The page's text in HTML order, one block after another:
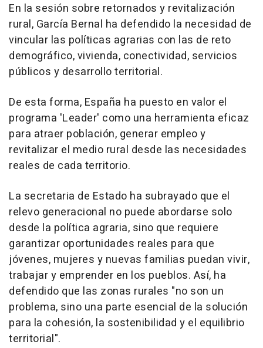
En la sesión sobre retornados y revitalización
rural, García Bernal ha defendido la necesidad de
vincular las políticas agrarias con las de reto
demográfico, vivienda, conectividad, servicios
públicos y desarrollo territorial.
De esta forma, España ha puesto en valor el
programa 'Leader' como una herramienta eficaz
para atraer población, generar empleo y
revitalizar el medio rural desde las necesidades
reales de cada territorio.
La secretaria de Estado ha subrayado que el
relevo generacional no puede abordarse solo
desde la política agraria, sino que requiere
garantizar oportunidades reales para que
jóvenes, mujeres y nuevas familias puedan vivir,
trabajar y emprender en los pueblos. Así, ha
defendido que las zonas rurales "no son un
problema, sino una parte esencial de la solución
para la cohesión, la sostenibilidad y el equilibrio
territorial".